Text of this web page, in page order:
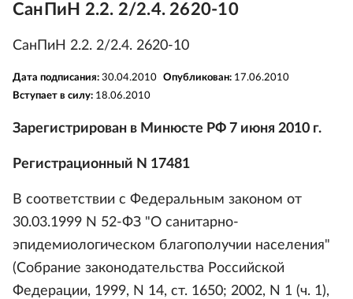
СанПиН 2.2. 2/2.4. 2620-10
СанПиН 2.2. 2/2.4. 2620-10
Дата подписания: 30.04.2010 Опубликован: 17.06.2010
Вступает в силу: 18.06.2010
Зарегистрирован в Минюсте РФ 7 июня 2010 г.
Регистрационный N 17481
В соответствии с Федеральным законом от
30.03.1999 N 52-ФЗ "О санитарно-
эпидемиологическом благополучии населения"
(Собрание законодательства Российской
Федерации, 1999, N 14, ст. 1650; 2002, N 1 (ч. 1),